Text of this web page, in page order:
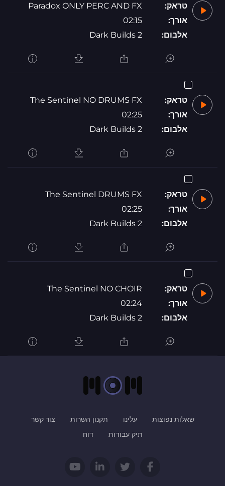
טראק:
Paradox ONLY PERC AND FX
אורך:
02:15
אלבום:
Dark Builds 2
טראק:
The Sentinel NO DRUMS FX
אורך:
02:25
אלבום:
Dark Builds 2
טראק:
The Sentinel DRUMS FX
אורך:
02:25
אלבום:
Dark Builds 2
טראק:
The Sentinel NO CHOIR
אורך:
02:24
אלבום:
Dark Builds 2
שאלות נפוצות עלינו תקנון השרות
צור קשר
תיק עבודות
דוח